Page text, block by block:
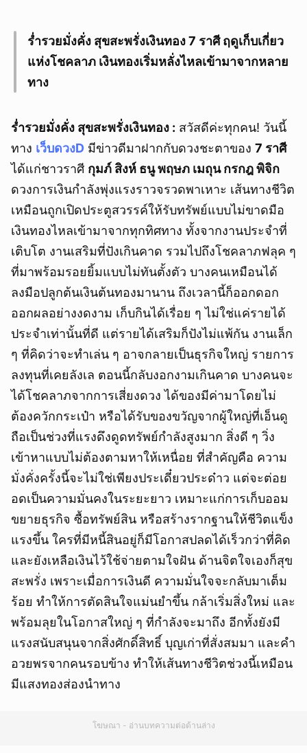
ร่ำรวยมั่งคั่ง สุขสะพรั่งเงินทอง 7 ราศี ฤดูเก็บเกี่ยว
แห่งโชคลาภ เงินทองเริ่มหลั่งไหลเข้ามาจากหลาย
ทาง
ร่ำรวยมั่งคั่ง สุขสะพรั่งเงินทอง : สวัสดีค่ะทุกคน! วันนี้
ทาง เว็บดวงD มีข่าวดีมาฝากกับดวงชะตาของ 7 ราศี
ได้แก่ชาวราศี กุมภ์ สิงห์ ธนู พฤษภ เมถุน กรกฎ พิจิก
ดวงการเงินกำลังพุ่งแรงราวจรวดพาเหาะ เส้นทางชีวิต
เหมือนถูกเปิดประตูสวรรค์ให้รับทรัพย์แบบไม่ขาดมือ
เงินทองไหลเข้ามาจากทุกทิศทาง ทั้งจากงานประจำที่
เติบโต งานเสริมที่ปังเกินคาด รวมไปถึงโชคลาภฟลุค ๆ
ที่มาพร้อมรอยยิ้มแบบไม่ทันตั้งตัว บางคนเหมือนได้
ลงมือปลูกต้นเงินต้นทองมานาน ถึงเวลานี้ก็ออกดอก
ออกผลอย่างงดงาม เก็บกินได้เรื่อย ๆ ไม่ใช่แค่รายได้
ประจำเท่านั้นที่ดี แต่รายได้เสริมก็ปังไม่แพ้กัน งานเล็ก
ๆ ที่คิดว่าจะทำเล่น ๆ อาจกลายเป็นธุรกิจใหญ่ รายการ
ลงทุนที่เคยลังเล ตอนนี้กลับงอกงามเกินคาด บางคนจะ
ได้โชคลาภจากการเสี่ยงดวง ได้ของมีค่ามาโดยไม่
ต้องควักกระเป๋า หรือได้รับของขวัญจากผู้ใหญ่ที่เอ็นดู
ถือเป็นช่วงที่แรงดึงดูดทรัพย์กำลังสูงมาก สิ่งดี ๆ วิ่ง
เข้าหาแบบไม่ต้องตามหาให้เหนื่อย ที่สำคัญคือ ความ
มั่งคั่งครั้งนี้จะไม่ใช่เพียงประเดี๋ยวประด๋าว แต่จะต่อย
อดเป็นความมั่นคงในระยะยาว เหมาะแก่การเก็บออม
ขยายธุรกิจ ซื้อทรัพย์สิน หรือสร้างรากฐานให้ชีวิตแข็ง
แรงขึ้น ใครที่มีหนี้สินอยู่ก็มีโอกาสปลดได้เร็วกว่าที่คิด
และยังเหลือเงินไว้ใช้จ่ายตามใจฝัน ด้านจิตใจเองก็สุข
สะพรั่ง เพราะเมื่อการเงินดี ความมั่นใจจะกลับมาเต็ม
ร้อย ทำให้การตัดสินใจแม่นยำขึ้น กล้าเริ่มสิ่งใหม่ และ
พร้อมลุยในโอกาสใหญ่ ๆ ที่กำลังจะมาถึง อีกทั้งยังมี
แรงสนับสนุนจากสิ่งศักดิ์สิทธิ์ บุญเก่าที่สั่งสมมา และคำ
อวยพรจากคนรอบข้าง ทำให้เส้นทางชีวิตช่วงนี้เหมือน
มีแสงทองส่องนำทาง
โฆษณา - อ่านบทความต่อด้านล่าง